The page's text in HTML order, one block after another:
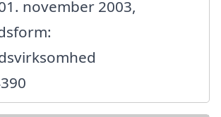
november 2003,